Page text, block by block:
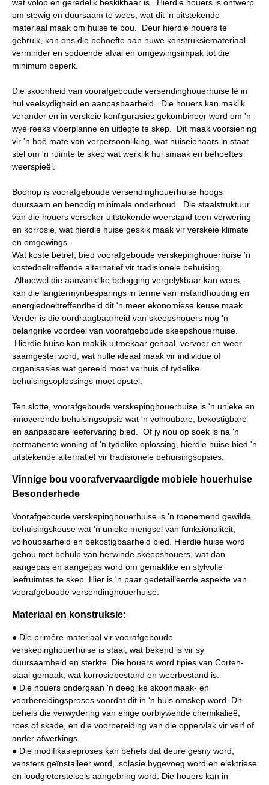
wat volop en geredelik beskikbaar is. Hierdie houers is ontwerp
om stewig en duursaam te wees, wat dit 'n uitstekende
materiaal maak om huise te bou. Deur hierdie houers te
gebruik, kan ons die behoefte aan nuwe konstruksiemateriaal
verminder en sodoende afval en omgewingsimpak tot die
minimum beperk.
Die skoonheid van voorafgeboude versendinghouerhuise lê in
hul veelsydigheid en aanpasbaarheid. Die houers kan maklik
verander en in verskeie konfigurasies gekombineer word om 'n
wye reeks vloerplanne en uitlegte te skep. Dit maak voorsiening
vir 'n hoë mate van verpersoonliking, wat huiseienaars in staat
stel om 'n ruimte te skep wat werklik hul smaak en behoeftes
weerspieël.
Boonop is voorafgeboude versendinghouerhuise hoogs
duursaam en benodig minimale onderhoud. Die staalstruktuur
van die houers verseker uitstekende weerstand teen verwering
en korrosie, wat hierdie huise geskik maak vir verskeie klimate
en omgewings.
Wat koste betref, bied voorafgeboude verskepinghouerhuise 'n
kostedoeltreffende alternatief vir tradisionele behuising.
Alhoewel die aanvanklike belegging vergelykbaar kan wees,
kan die langtermynbesparings in terme van instandhouding en
energiedoeltreffendheid dit 'n meer ekonomiese keuse maak.
Verder is die oordraagbaarheid van skeepshouers nog 'n
belangrike voordeel van voorafgeboude skeepshouerhuise.
Hierdie huise kan maklik uitmekaar gehaal, vervoer en weer
saamgestel word, wat hulle ideaal maak vir individue of
organisasies wat gereeld moet verhuis of tydelike
behuisingsoplossings moet opstel.
Ten slotte, voorafgeboude verskepinghouerhuise is 'n unieke en
innoverende behuisingsopsie wat 'n volhoubare, bekostigbare
en aanpasbare leefervaring bied. Of jy nou op soek is na 'n
permanente woning of 'n tydelike oplossing, hierdie huise bied 'n
uitstekende alternatief vir tradisionele behuisingsopsies.
Vinnige bou voorafvervaardigde mobiele houerhuise
Besonderhede
Voorafgeboude verskepinghouerhuise is 'n toenemend gewilde
behuisingskeuse wat 'n unieke mengsel van funksionaliteit,
volhoubaarheid en bekostigbaarheid bied. Hierdie huise word
gebou met behulp van herwinde skeepshouers, wat dan
aangepas en aangepas word om gemaklike en stylvolle
leefruimtes te skep. Hier is 'n paar gedetailleerde aspekte van
voorafgeboude versendinghouerhuise:
Materiaal en konstruksie:
● Die primêre materiaal vir voorafgeboude
verskepinghouerhuise is staal, wat bekend is vir sy
duursaamheid en sterkte. Die houers word tipies van Corten-
staal gemaak, wat korrosiebestand en weerbestand is.
● Die houers ondergaan 'n deeglike skoonmaak- en
voorbereidingsproses voordat dit in 'n huis omskep word. Dit
behels die verwydering van enige oorblywende chemikalieë,
roes of skade, en die voorbereiding van die oppervlak vir verf of
ander afwerkings.
● Die modifikasieproses kan behels dat deure gesny word,
vensters geïnstalleer word, isolasie bygevoeg word en elektriese
en loodgieterstelsels aangebring word. Die houers kan in